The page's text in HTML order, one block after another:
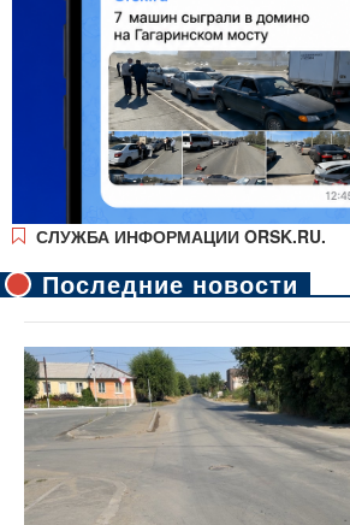
СЛУЖБА ИНФОРМАЦИИ ORSK.RU.
Последние новости